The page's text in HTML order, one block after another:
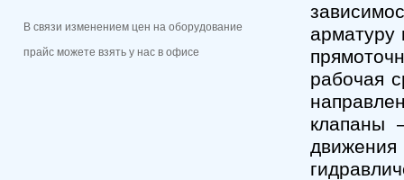
В связи изменением цен на оборудование
прайс можете взять у нас в офисе
арматуру
рабочая
клапаны